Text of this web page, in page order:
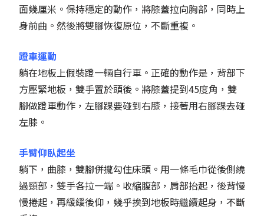
面幾厘米。保持穩定的動作，將膝蓋拉向胸部，同時上
身前曲。然後將雙腳恢復原位，不斷重複。
蹬車運動
躺在地板上假裝蹬一輛自行車。正確的動作是，背部下
方壓緊地板，雙手置於頭後。將膝蓋提到45度角，雙
腳做蹬車動作，左腳踝要碰到右膝，接著用右腳踝去碰
左膝。
手臂仰臥起坐
躺下，曲膝，雙腳併攏勾住床頭。用一條毛巾從後側繞
過頸部，雙手各拉一端。收縮腹部，肩部抬起，後背慢
慢捲起，再緩緩後仰，幾乎挨到地板時繼續起身，不斷